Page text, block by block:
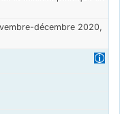
décembre 2020,